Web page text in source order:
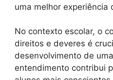
uma melhor experiência
No contexto escolar, o
direitos e deveres é
desenvolvimento de uma
entendimento contribui